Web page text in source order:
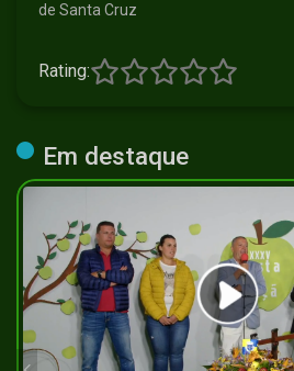
de Santa Cruz
Rating:
Em destaque